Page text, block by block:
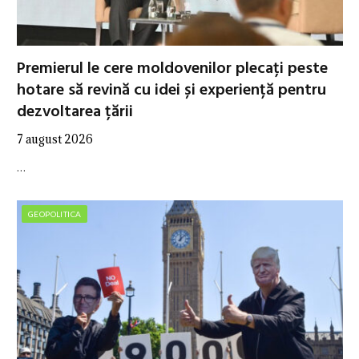
Premierul le cere moldovenilor plecați peste
hotare să revină cu idei și experiență pentru
dezvoltarea țării
7 august 2026
…
GEOPOLITICA